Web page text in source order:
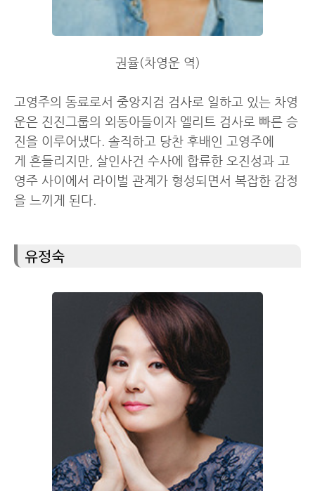
권율(차영운 역)
고영주의 동료로서 중앙지검 검사로 일하고 있는 차영
운은 진진그룹의 외동아들이자 엘리트 검사로 빠른 승
진을 이루어냈다. 솔직하고 당찬 후배인 고영주에
게 흔들리지만, 살인사건 수사에 합류한 오진성과 고
영주 사이에서 라이벌 관계가 형성되면서 복잡한 감정
을 느끼게 된다.
유정숙